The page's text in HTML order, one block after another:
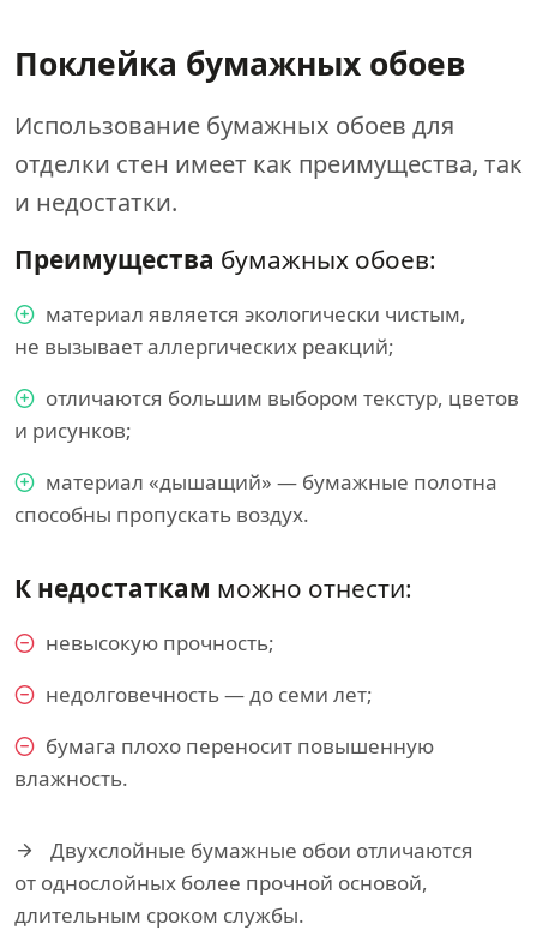
Поклейка бумажных обоев
Использование бумажных обоев для
отделки стен имеет как преимущества, так
и недостатки.
Преимущества бумажных обоев:
материал является экологически чистым,
не вызывает аллергических реакций;
отличаются большим выбором текстур, цветов
и рисунков;
материал «дышащий» — бумажные полотна
способны пропускать воздух.
К недостаткам можно отнести:
невысокую прочность;
недолговечность — до семи лет;
бумага плохо переносит повышенную
влажность.
Двухслойные бумажные обои отличаются
от однослойных более прочной основой,
длительным сроком службы.